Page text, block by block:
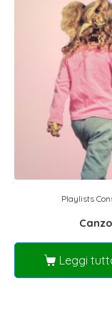
Playlists
Leggi